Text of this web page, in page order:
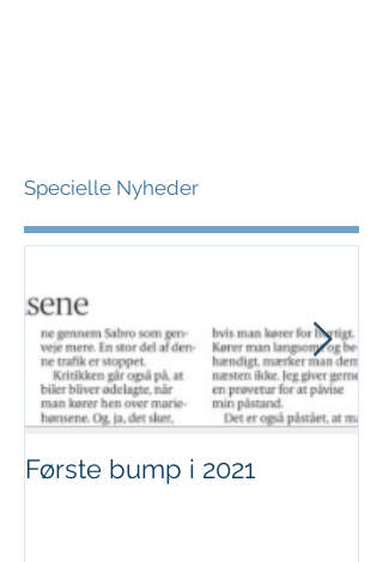
Specielle Nyheder
Første bump i 2021